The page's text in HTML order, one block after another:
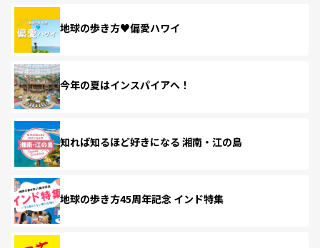
地球の歩き方♥偏愛ハワイ
今年の夏はインスパイアへ！
知れば知るほど好きになる 湘南・江の島
地球の歩き方45周年記念 インド特集